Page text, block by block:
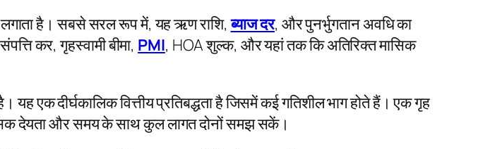
है। सबसे सरल रूप में, यह ऋण राशि,ब्याज दर, और पुनर्भुगतान अवधि का
कर, गृहस्वामी बीमा, PMI, HOA शुल्क, और यहां तक कि अतिरिक्त मासिक
दीर्घकालिक वित्तीय प्रतिबद्धता है जिसमें कई गतिशील भाग होते हैं। एक गृह
देयता और समय के साथ कुल लागत दोनों समझ सकें।